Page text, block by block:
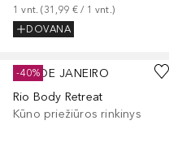
1 vnt. (31,99 € / 1 vnt.)
DOVANA
SOL DE JANEIRO
Rio Body Retreat
Kūno priežiūros rinkinys
-40%